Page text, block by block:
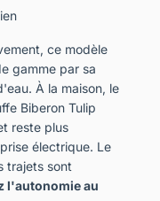
ce modèle
gamme par sa
À la maison, le
Biberon Tulip
reste plus
électrique. Le
trajets sont
l'autonomie au